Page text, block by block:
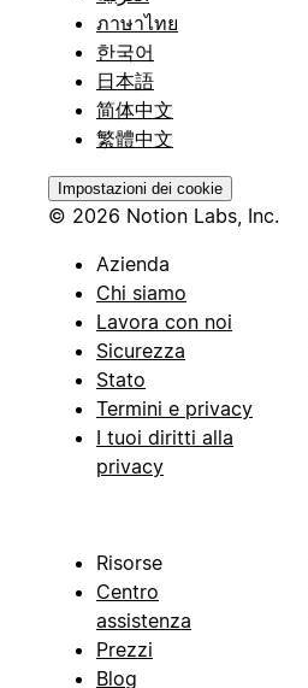
ภาษาไทย
한국어
日本語
简体中文
繁體中文
Impostazioni dei cookie
© 2026 Notion Labs, Inc.
Azienda
Chi siamo
Lavora con noi
Sicurezza
Stato
Termini e privacy
I tuoi diritti alla
privacy
Risorse
Centro
assistenza
Prezzi
Blog